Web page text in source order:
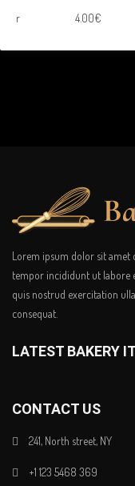
4.00€
Lorem ipsum dolor sit amet
tempor incididunt ut labore
quis nostrud exercitation
consequat.
LATEST BAKERY
CONTACT US
241, North street, NY
+1 123 5468 369